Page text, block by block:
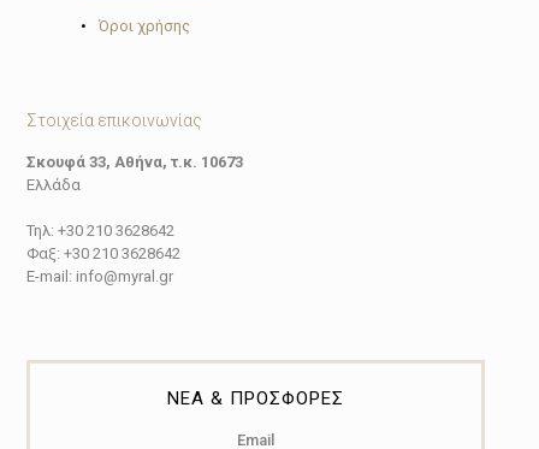
• Όροι χρήσης
Στοιχεία επικοινωνίας
Σκουφά 33, Αθήνα, τ.κ. 10673
Ελλάδα
Τηλ: +30 210 3628642
Φαξ: +30 210 3628642
E-mail: info@myral.gr
ΝΕΑ & ΠΡΟΣΦΟΡΕΣ
Email